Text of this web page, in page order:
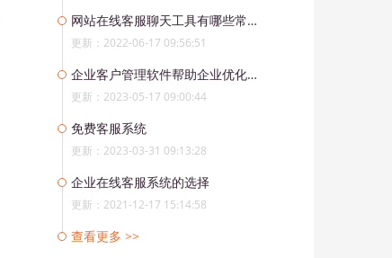
网站在线客服聊天工具有哪些常见功能？
更新：2022-06-17 09:56:51
企业客户管理软件帮助企业优化销售和服务
更新：2023-05-17 09:00:44
免费客服系统
更新：2023-03-31 09:13:28
企业在线客服系统的选择
更新：2021-12-17 15:14:58
查看更多 >>